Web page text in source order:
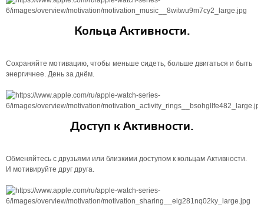
Кольца Активности.
Сохраняйте мотивацию, чтобы меньше сидеть, больше двигаться и быть
энергичнее. День за днём.
Доступ к Активности.
Обменяйтесь с друзьями или близкими доступом к кольцам Активности.
И мотивируйте друг друга.